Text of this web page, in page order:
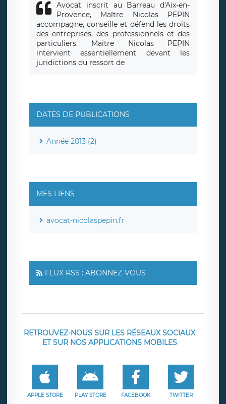
Avocat inscrit au Barreau d'Aix-en-
Provence, Maître Nicolas PEPIN
accompagne, conseille et défend les droits
des entreprises, des professionnels et des
particuliers. Maître Nicolas PEPIN
intervient essentiellement devant les
juridictions du ressort de
DATES DE PUBLICATIONS
Année 2013 (2)
MES LIENS
avocat-nicolaspepin.fr
FLUX RSS : ABONNEZ-VOUS
RETROUVEZ-NOUS SUR LES RÉSEAUX SOCIAUX
ET SUR NOS APPLICATIONS MOBILES
APPLE STORE PLAY STORE FACEBOOK TWITTER